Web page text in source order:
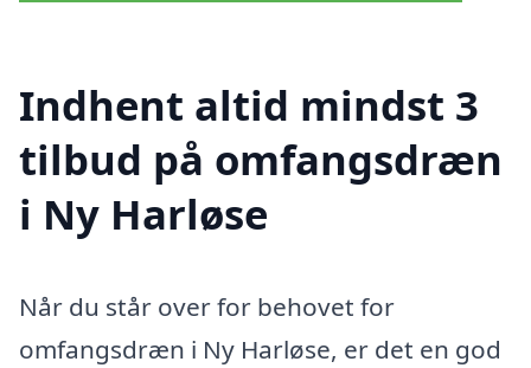
Indhent altid mindst 3
tilbud på omfangsdræn
i Ny Harløse
Når du står over for behovet for
omfangsdræn i Ny Harløse, er det en god